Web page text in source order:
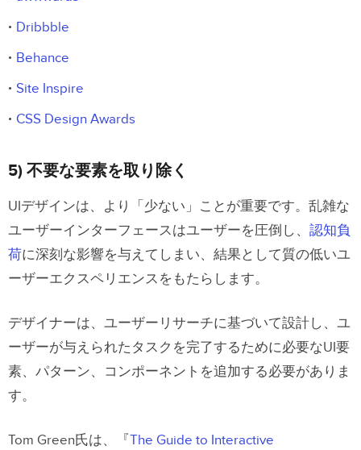
Dribbble
Behance
Site Inspire
CSS Design Awards
5) 不要な要素を取り除く
UIデザインは、より「少ない」ことが重要です。乱雑な
ユーザーインターフェースはユーザーを圧倒し、 認知負
荷に深刻な影響を与えてしまい、結果として質の低いユ
ーザーエクスペリエンスをもたらします。
デザイナーは、ユーザーリサーチに基づいて設計し、ユ
ーザーが与えられたタスクを完了するために必要なUI要
素、パターン、コンポーネントを追加する必要がありま
す。
Tom Green氏は、『 The Guide to Interactive